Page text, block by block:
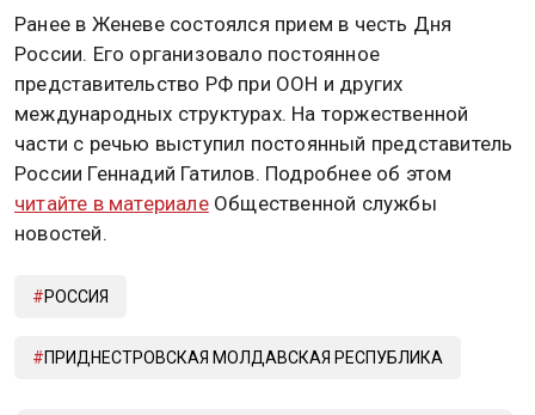
Ранее в Женеве состоялся прием в честь Дня
России. Его организовало постоянное
представительство РФ при ООН и других
международных структурах. На торжественной
части с речью выступил постоянный представитель
России Геннадий Гатилов. Подробнее об этом
читайте в материалеОбщественной службы
новостей.
РОССИЯ
ПРИДНЕСТРОВСКАЯ МОЛДАВСКАЯ РЕСПУБЛИКА